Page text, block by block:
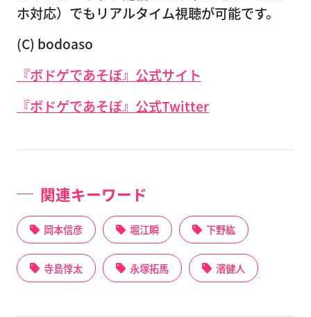
ホ対応）でもリアルタイム視聴が可能です。
(C) bodoaso
『ボドゲであそぼ』公式サイト
『ボドゲであそぼ』公式Twitter
関連キーワード
岡本信彦 堀江瞬 下野紘
寺島惇太 永塚拓馬 濱健人